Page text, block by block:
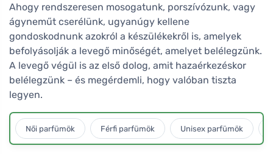
Ahogy rendszeresen mosogatunk, porszívózunk, vagy
ágyneműt cserélünk, ugyanúgy kellene
gondoskodnunk azokról a készülékekről is, amelyek
befolyásolják a levegő minőségét, amelyet belélegzünk.
A levegő végül is az első dolog, amit hazaérkezéskor
belélegzünk – és megérdemli, hogy valóban tiszta
legyen.
Női parfümök Férfi parfümök Unisex parfümök